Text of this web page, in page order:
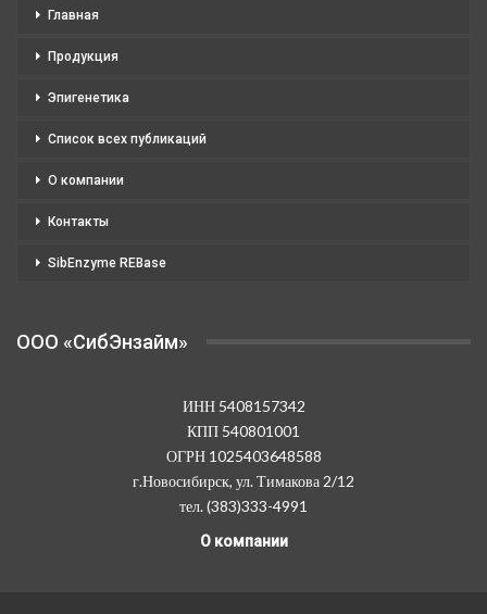
Главная
Продукция
Эпигенетика
Список всех публикаций
О компании
Контакты
SibEnzyme REBase
OOO «СибЭнзайм»
ИНН 5408157342
КПП 540801001
ОГРН 1025403648588
г.Новосибирск, ул. Тимакова 2/12
тел. (383)333-4991
О компании